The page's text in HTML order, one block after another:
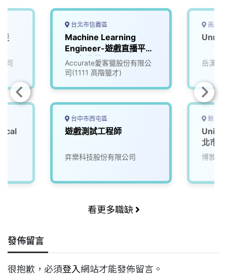
司
台北市信義區
Machine Learning
Engineer-遊戲直播平台
_知名遊戲公司
(3005837)
Accurate愛客獵股份有限公
司(1111 高階獵才)
台中市西屯區
遊戲測試工程師
弈樂科技股份有限公司
高雄
岳漢網
新北
Unity
北市)
博敦電
看更多職缺
發佈留言
很抱歉，必須登入網站才能發佈留言。